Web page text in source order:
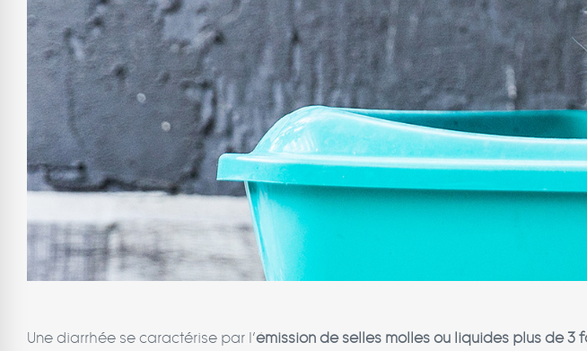
Une diarrhée se caractérise par l’émission de selles molles ou liquides plus de 3